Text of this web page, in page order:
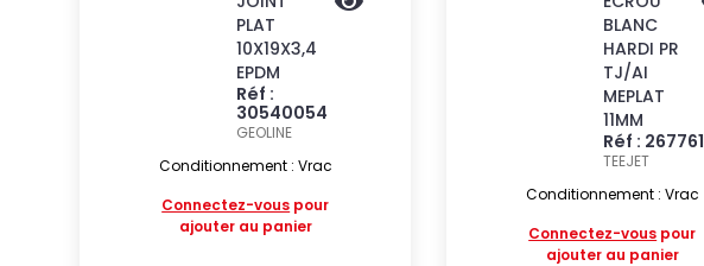
PLAT
10X19X3,4
EPDM
Réf :
30540054
GEOLINE
Conditionnement : Vrac
Connectez-vous pour
ajouter au panier
BLANC
HARDI PR
TJ/AI
MEPLAT
11MM
Réf : 267761
TEEJET
Conditionnement : Vrac
Connectez-vous pour
ajouter au panier